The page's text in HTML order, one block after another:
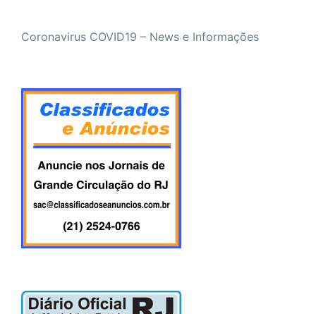
Coronavirus COVID19 – News e Informações